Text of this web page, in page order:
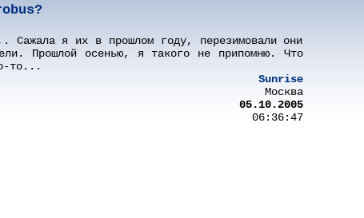
Сажала я их в прошлом году, перезимовали они
Прошлой осенью, я такого не припомню. Что
то...
Sunrise
Москва
05.10.2005
06:36:47